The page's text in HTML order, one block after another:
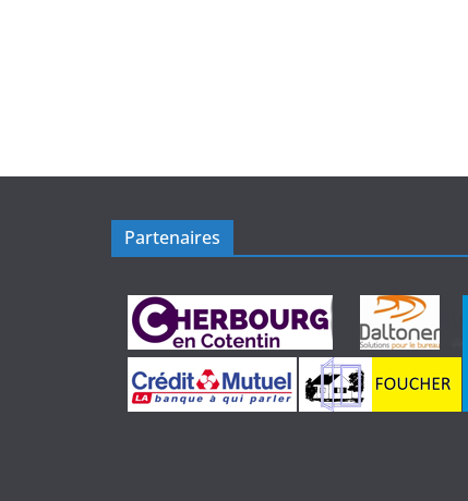
Partenaires